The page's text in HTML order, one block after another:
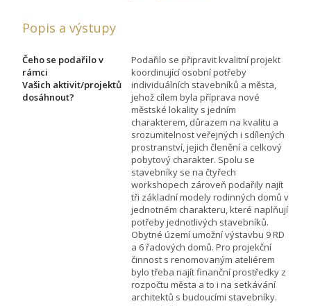
Popis a výstupy
Čeho se podařilo v
rámci
Vašich aktivit/projektů
dosáhnout?
Podařilo se připravit kvalitní projekt
koordinující osobní potřeby
individuálních stavebníků a města,
jehož cílem byla příprava nové
městské lokality s jedním
charakterem, důrazem na kvalitu a
srozumitelnost veřejných i sdílených
prostranství, jejich členění a celkový
pobytový charakter. Spolu se
stavebníky se na čtyřech
workshopech zároveň podařily najít
tři základní modely rodinných domů v
jednotném charakteru, které naplňují
potřeby jednotlivých stavebníků.
Obytné území umožní výstavbu 9 RD
a 6 řadových domů. Pro projekční
činnost s renomovaným ateliérem
bylo třeba najít finanční prostředky z
rozpočtu města a to i na setkávání
architektů s budoucími stavebníky.